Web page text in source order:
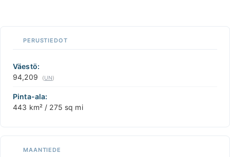
−
PERUSTIEDOT
Väestö:
94,209
(UN)
Pinta-ala:
443 km² / 275 sq mi
MAANTIEDE